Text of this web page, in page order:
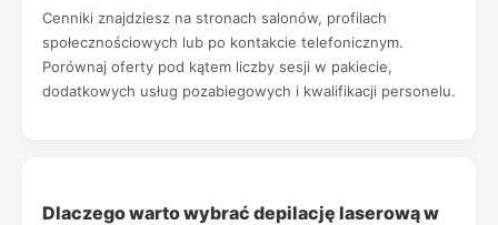
Cenniki znajdziesz na stronach salonów, profilach
społecznościowych lub po kontakcie telefonicznym.
Porównaj oferty pod kątem liczby sesji w pakiecie,
dodatkowych usług pozabiegowych i kwalifikacji personelu.
Dlaczego warto wybrać depilację laserową w